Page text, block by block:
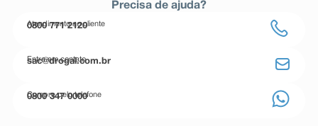
Precisa de ajuda?
Atendimento ao cliente
0800 771 2120
Entre em contato
sac@drogal.com.br
Compre pelo telefone
0800 347 0000